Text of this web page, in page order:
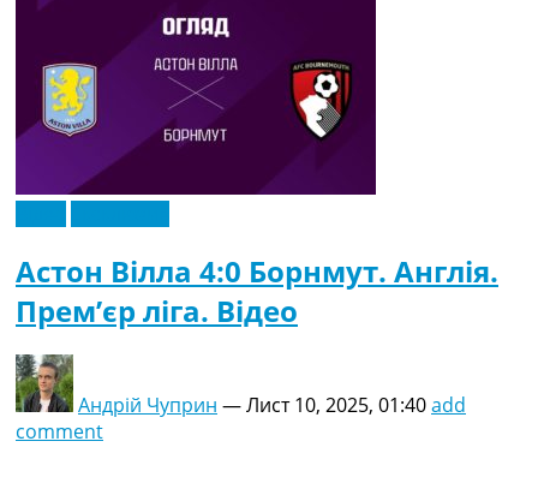
Астон Вілла 4:0 Борнмут. Англія.
Прем’єр ліга. Відео
Андрій Чуприн —Лист 10, 2025, 01:40add
comment